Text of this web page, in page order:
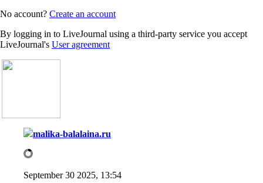
No account? Create an account
By logging in to LiveJournal using a third-party service you accept
LiveJournal's User agreement
malika-balalaina.ru
September 30 2025, 13:54